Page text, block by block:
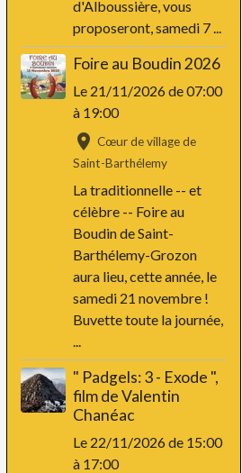
d'Alboussière, vous
proposeront, samedi 7 ...
Foire au Boudin 2026
Le 21/11/2026de 07:00
à 19:00
Cœur de village de
Saint-Barthélemy
La traditionnelle -- et
célèbre -- Foire au
Boudin de Saint-
Barthélemy-Grozon
aura lieu, cette année, le
samedi 21 novembre !
Buvette toute la journée,
...
" Padgels: 3 - Exode ",
film de Valentin
Chanéac
Le 22/11/2026de 15:00
à 17:00